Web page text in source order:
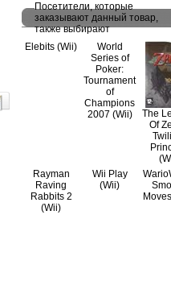
Посетители, которые
заказывают данный товар,
также выбирают
Elebits (Wii)
World
Series of
Poker:
Tournament
of
Champions
2007 (Wii)
The
Of
Rayman
Raving
Rabbits 2
(Wii)
Wii Play
(Wii)